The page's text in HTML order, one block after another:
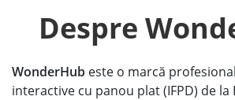
Despre
WonderHub este o marcă
interactive cu panou plat (IFPD) de la